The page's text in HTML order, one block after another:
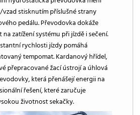
stisknutím příslušné strany
pedálu. Převodovka dokáže
zatížení systému při jízdě i sečení.
rychlosti jízdy pomáhá
tempomat. Kardanový hřídel,
přepracované žací ústrojí a úhlová
která přenášejí energii na
řešení, které zaručuje
životnost sekačky.